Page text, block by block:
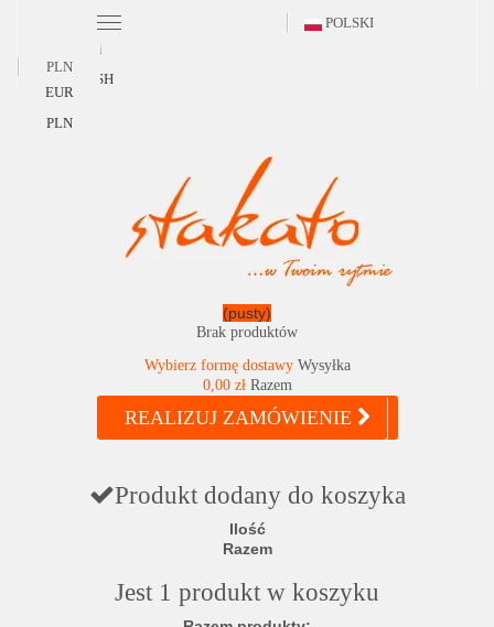
POLSKI
Polski
ENGLISH
PLN
EUR
PLN
(pusty)
Brak produktów
Wybierz formę dostawy Wysyłka
0,00 zł Razem
REALIZUJ ZAMÓWIENIE
Produkt dodany do koszyka
Ilość
Razem
Jest 1 produkt w koszyku